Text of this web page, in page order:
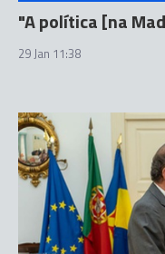
"A política [na
29 Jan 11:38